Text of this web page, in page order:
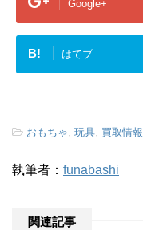
Google+
B! はてブ
-おもちゃ 玩具 買取情報
執筆者： funabashi
関連記事